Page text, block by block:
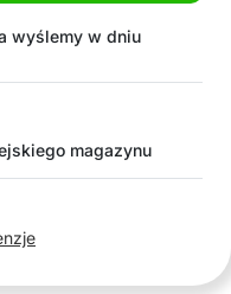
wyślemy w dniu
magazynu